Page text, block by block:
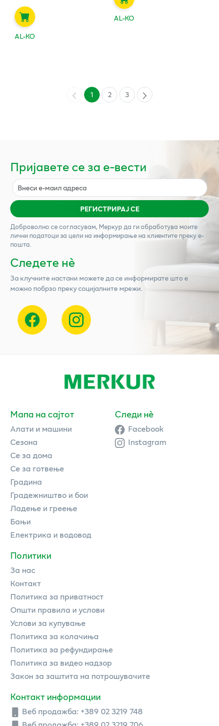
AL-KO
AL-KO
1 2 3
Пријавете се за е-вести
РЕГИСТРИРАЈ СЕ
Доброволно се согласувам, Меркурда ги обработува моите
лични податоци за цели на информирање на клиентите преку е-
пошта.
Следете нѐ
За клучните настани можете да се информирате што е
можно побрзо преку социјалните мрежи.
Мапа на сајтот
Алати и машини
Сезона
Се за дома
Се за готвење
Градина
Градежништво и бои
Ладење и греење
Бањи
Електрика и водовод
Политики
За нас
Контакт
Политика за приватност
Општи правила и услови
Услови за купување
Политика за колачиња
Политика за рефундирање
Политика за видео надзор
Закон за заштита на потрошувачите
Контакт информации
Веб продажба: +389 02 3219 748
Следи нè
Facebook
Instagram